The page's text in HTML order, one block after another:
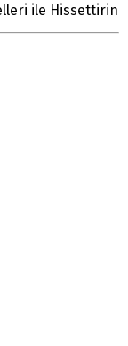
ile Hissettirin